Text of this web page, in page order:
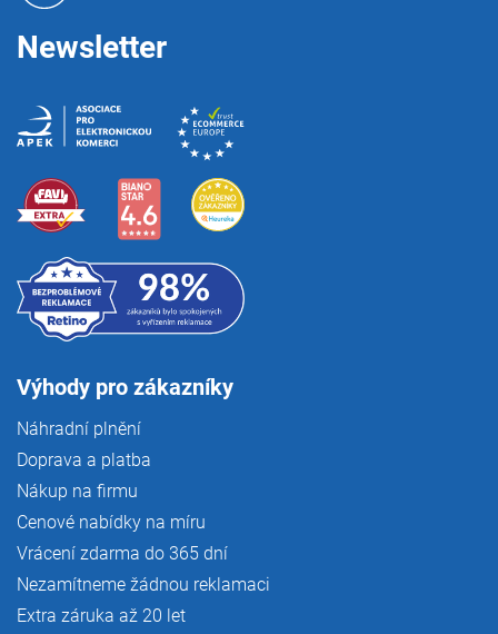
Newsletter
Výhody pro zákazníky
Náhradní plnění
Doprava a platba
Nákup na firmu
Cenové nabídky na míru
Vrácení zdarma do 365 dní
Nezamítneme žádnou reklamaci
Extra záruka až 20 let